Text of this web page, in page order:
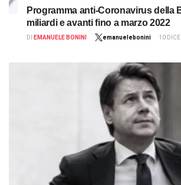
Programma anti-Coronavirus della
miliardi e avanti fino a marzo 2022
DI EMANUELE BONINI emanuelebonini 10